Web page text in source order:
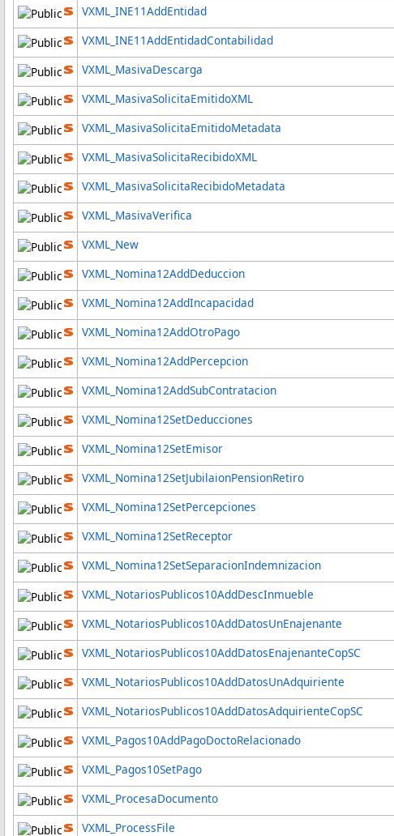
VXML_INE11AddEntidad
VXML_INE11AddEntidadContabilidad
VXML_MasivaDescarga
VXML_MasivaSolicitaEmitidoXML
VXML_MasivaSolicitaEmitidoMetadata
VXML_MasivaSolicitaRecibidoXML
VXML_MasivaSolicitaRecibidoMetadata
VXML_MasivaVerifica
VXML_New
VXML_Nomina12AddDeduccion
VXML_Nomina12AddIncapacidad
VXML_Nomina12AddOtroPago
VXML_Nomina12AddPercepcion
VXML_Nomina12AddSubContratacion
VXML_Nomina12SetDeducciones
VXML_Nomina12SetEmisor
VXML_Nomina12SetJubilaionPensionRetiro
VXML_Nomina12SetPercepciones
VXML_Nomina12SetReceptor
VXML_Nomina12SetSeparacionIndemnizacion
VXML_NotariosPublicos10AddDescInmueble
VXML_NotariosPublicos10AddDatosUnEnajenante
VXML_NotariosPublicos10AddDatosEnajenanteCopSC
VXML_NotariosPublicos10AddDatosUnAdquiriente
VXML_NotariosPublicos10AddDatosAdquirienteCopSC
VXML_Pagos10AddPagoDoctoRelacionado
VXML_Pagos10SetPago
VXML_ProcesaDocumento
VXML_ProcessFile